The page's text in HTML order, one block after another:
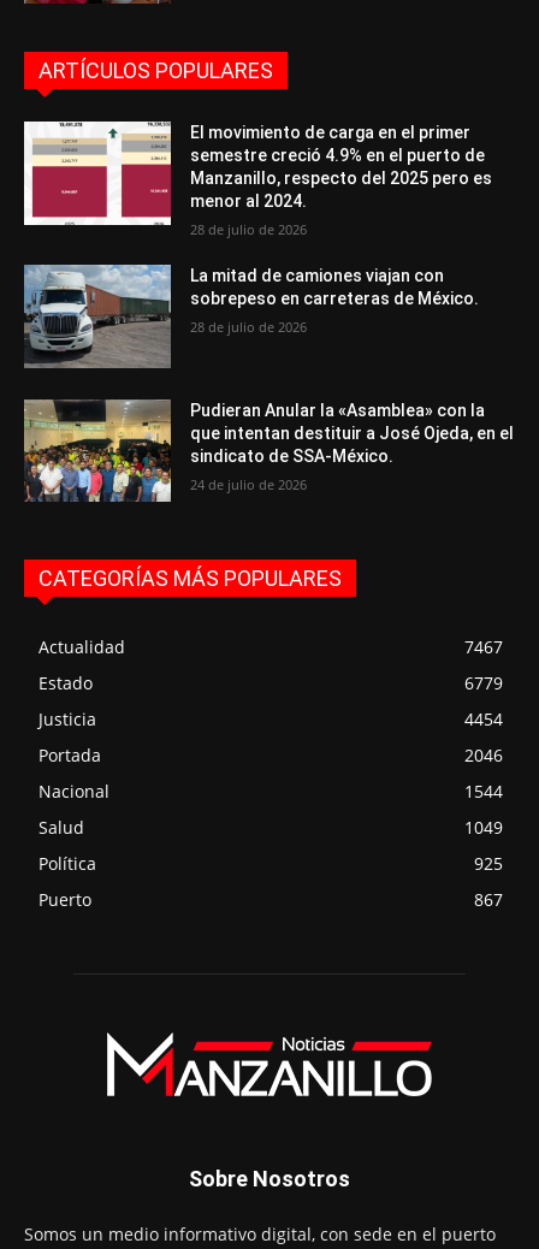
ARTÍCULOS POPULARES
El movimiento de carga en el primer
semestre creció 4.9% en el puerto de
Manzanillo, respecto del 2025 pero es
menor al 2024.
28 de julio de 2026
La mitad de camiones viajan con
sobrepeso en carreteras de México.
28 de julio de 2026
Pudieran Anular la «Asamblea» con la
que intentan destituir a José Ojeda, en el
sindicato de SSA-México.
24 de julio de 2026
CATEGORÍAS MÁS POPULARES
Actualidad
7467
Estado
6779
Justicia
4454
Portada
2046
Nacional
1544
Salud
1049
Política
925
Puerto
867
Sobre Nosotros
Somos un medio informativo digital, con sede en el puerto